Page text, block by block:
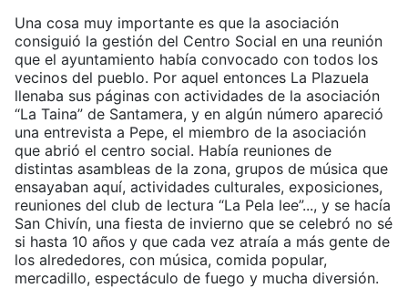
Una cosa muy importante es que la asociación
consiguió la gestión del Centro Social en una reunión
que el ayuntamiento había convocado con todos los
vecinos del pueblo. Por aquel entonces La Plazuela
llenaba sus páginas con actividades de la asociación
“La Taina” de Santamera, y en algún número apareció
una entrevista a Pepe, el miembro de la asociación
que abrió el centro social. Había reuniones de
distintas asambleas de la zona, grupos de música que
ensayaban aquí, actividades culturales, exposiciones,
reuniones del club de lectura “La Pela lee”..., y se hacía
San Chivín, una fiesta de invierno que se celebró no sé
si hasta 10 años y que cada vez atraía a más gente de
los alrededores, con música, comida popular,
mercadillo, espectáculo de fuego y mucha diversión.